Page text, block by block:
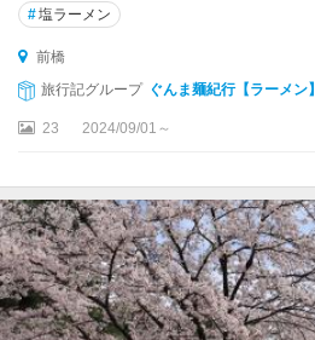
#塩ラーメン
前橋
旅行記グループ ぐんま麺紀行【ラーメン】
23 2024/09/01～